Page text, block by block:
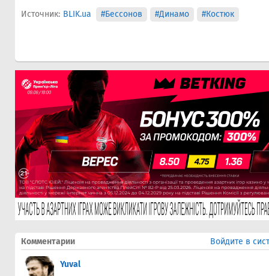
Источник: BLIK.ua #Бессонов #Динамо #Костюк
Комментарии Войдите в
Yuval